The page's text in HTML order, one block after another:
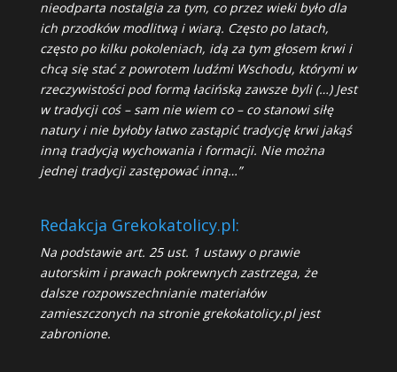
nieodparta nostalgia za tym, co przez wieki było dla
ich przodków modlitwą i wiarą. Często po latach,
często po kilku pokoleniach, idą za tym głosem krwi i
chcą się stać z powrotem ludźmi Wschodu, którymi w
rzeczywistości pod formą łacińską zawsze byli (…) Jest
w tradycji coś – sam nie wiem co – co stanowi siłę
natury i nie byłoby łatwo zastąpić tradycję krwi jakąś
inną tradycją wychowania i formacji. Nie można
jednej tradycji zastępować inną…”
Redakcja Grekokatolicy.pl:
Na podstawie art. 25 ust. 1 ustawy o prawie
autorskim i prawach pokrewnych zastrzega, że
dalsze rozpowszechnianie materiałów
zamieszczonych na stronie grekokatolicy.pl jest
zabronione.